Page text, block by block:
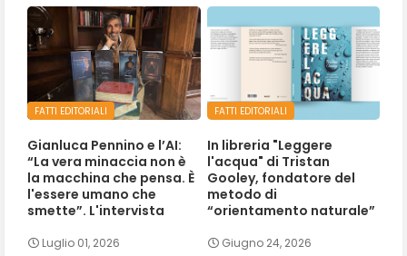
FATTI EDITORIALI
Gianluca Pennino e l’AI:
“La vera minaccia non è
la macchina che pensa. È
l'essere umano che
smette”. L'intervista
Luglio 01, 2026
FATTI EDITORIALI
In libreria "Leggere
l'acqua" di Tristan
Gooley, fondatore del
metodo di
“orientamento naturale”
Giugno 24, 2026